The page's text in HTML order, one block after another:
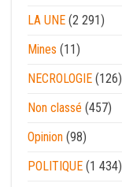
LA UNE (2 291)
Mines (11)
NECROLOGIE (126)
Non classé (457)
Opinion (98)
POLITIQUE (1 434)